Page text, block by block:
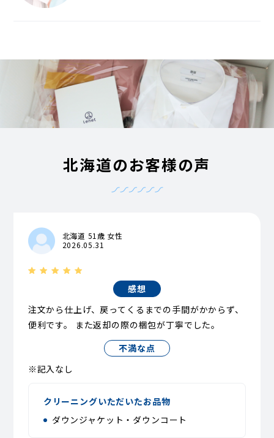
北海道のお客様の声
北海道 51歳 女性
2026.05.31
感想
注文から仕上げ、戻ってくるまでの手間がかからず、
便利です。 また返却の際の梱包が丁寧でした。
不満な点
※記入なし
クリーニングいただいたお品物
ダウンジャケット・ダウンコート